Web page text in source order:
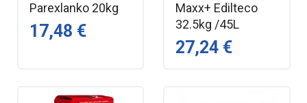
Parexlanko 20kg
17,48 €
Maxx+ Edilteco
32.5kg /45L
27,24 €